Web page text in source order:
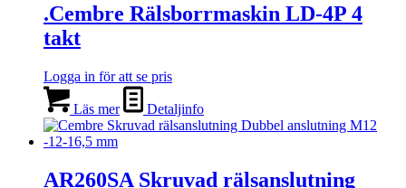
.Cembre Rälsborrmaskin LD-4P 4
takt
Logga in för att se pris
Läs mer Detaljinfo
AR260SA Skruvad rälsanslutning